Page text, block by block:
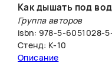
Как дышать под
Группа авторов
isbn: 978-5-6051028-
Стенд: К-10
Описание